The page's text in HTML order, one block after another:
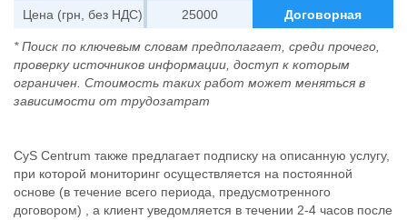
Цена (грн, без НДС) 25000 Договорная
* Поиск по ключевым словам предполагает, среди прочего,
проверку источников информации, доступ к которым
ограничен. Стоимость таких работ может меняться в
зависимости от трудозатрат
CyS Centrum также предлагает подписку на описанную услугу,
при которой мониторинг осуществляется на постоянной
основе (в течение всего периода, предусмотренного
договором) , а клиент уведомляется в течении 2-4 часов после